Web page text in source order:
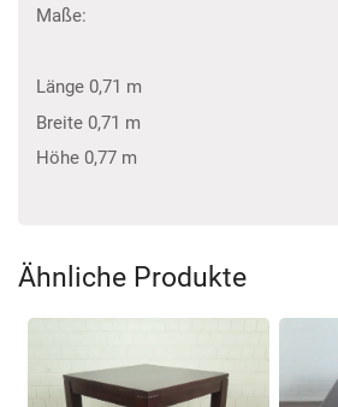
Maße:
Länge 0,71 m
Breite 0,71 m
Höhe 0,77 m
Ähnliche Produkte